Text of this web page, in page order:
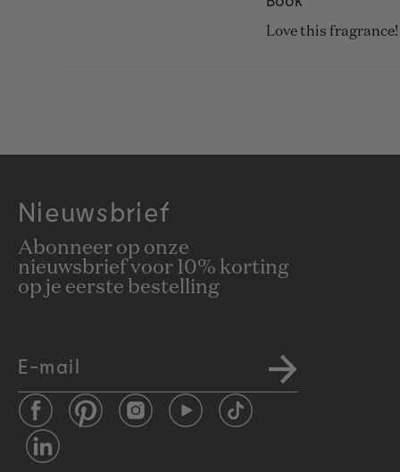
5
van
de
Love this
Nieuwsbrief
Abonneer op onze
nieuwsbrief voor 10% korting
op je eerste bestelling
E-mail
FacebookPinterestInstagramYouTube
TikTok
LinkedIn